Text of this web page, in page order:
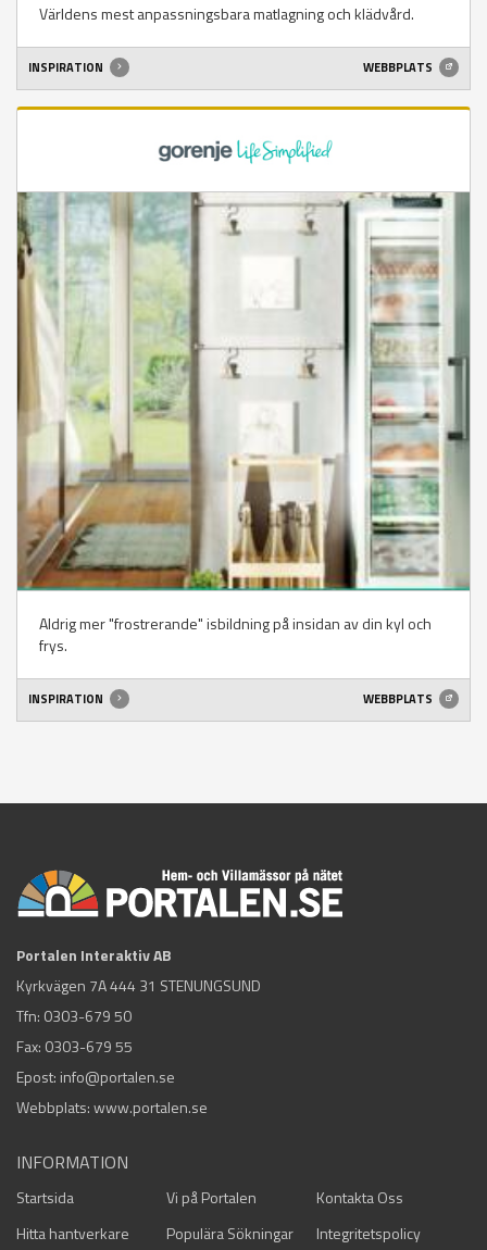
Världens mest anpassningsbara matlagning och klädvård.
INSPIRATION WEBBPLATS
Aldrig mer "frostrerande" isbildning på insidan av din kyl och
frys.
INSPIRATION WEBBPLATS
Portalen Interaktiv AB
Kyrkvägen 7A 444 31 STENUNGSUND
Tfn: 0303-679 50
Fax: 0303-679 55
Epost: info@portalen.se
Webbplats: www.portalen.se
INFORMATION
Startsida Vi på Portalen
Kontakta Oss
Hitta hantverkare
Populära Sökningar Integritetspolicy